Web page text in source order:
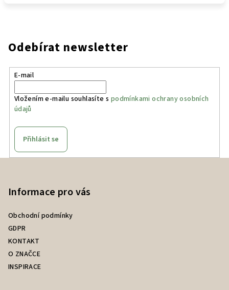
Odebírat newsletter
E-mail
Vložením e-mailu souhlasíte s podmínkami ochrany osobních
údajů
Přihlásit se
Informace pro vás
Obchodní podmínky
GDPR
KONTAKT
O ZNAČCE
INSPIRACE